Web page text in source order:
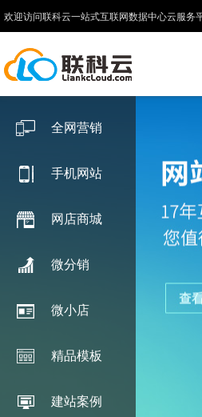
欢迎访问联科云一站式互联网数据中心云服务
全网营销
手机网站
网店商城
微分销
微小店
精品模板
建站案例